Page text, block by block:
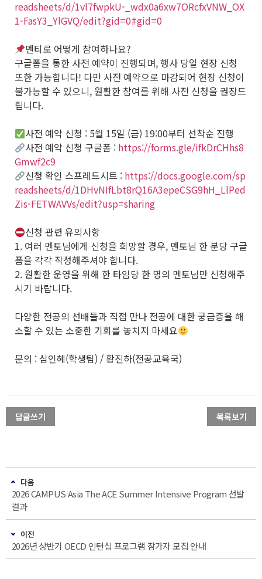
readsheets/d/1vl7fwpkU-_wdx0a6xw7ORcfxVNW_OX
1-FasY3_YlGVQ/edit?gid=0#gid=0
멘티로 어떻게 참여하나요?
구글폼을 통한 사전 예약이 진행되며, 행사 당일 현장 신청
또한 가능합니다! 다만 사전 예약으로 마감되어 현장 신청이
불가능할 수 있으니, 원활한 참여를 위해 사전 신청을 권장드
립니다.
사전 예약 신청 : 5월 15일 (금) 19:00부터 선착순 진행
사전 예약 신청 구글폼 : https://forms.gle/ifkDrCHhs8
Gmwf2c9
신청 확인 스프레드시트 : https://docs.google.com/sp
readsheets/d/1DHvNIfLbt8rQ16A3epeCSG9hH_LlPed
Zis-FETWAVVs/edit?usp=sharing
신청 관련 유의사항
1. 여러 멘토님에게 신청을 희망할 경우, 멘토님 한 분당 구글
폼을 각각 작성해주셔야 합니다.
2. 원활한 운영을 위해 한 타임당 한 명의 멘토님만 신청해주
시기 바랍니다.
다양한 전공의 선배들과 직접 만나 전공에 대한 궁금증을 해
소할 수 있는 소중한 기회를 놓치지 마세요
문의 : 심인혜(학생팀) / 황진하(전공교육국)
답글쓰기 목록보기
다음
2026 CAMPUS Asia The ACE Summer Intensive Program 선발
결과
이전
2026년 상반기 OECD 인턴십 프로그램 참가자 모집 안내